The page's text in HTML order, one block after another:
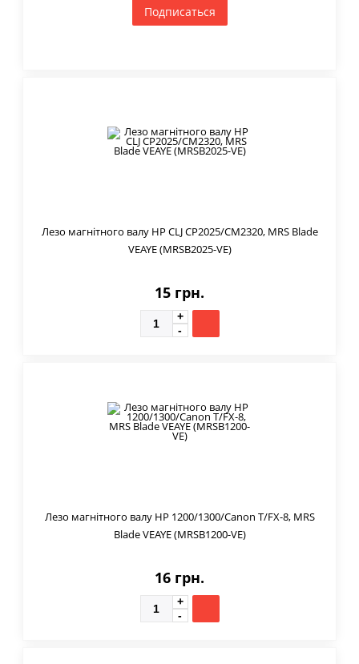
Подписаться
Лезо магнітного валу HP CLJ CP2025/CM2320, MRS Blade
VEAYE (MRSB2025-VE)
15 грн.
Лезо магнітного валу HP 1200/1300/Canon T/FX-8, MRS
Blade VEAYE (MRSB1200-VE)
16 грн.